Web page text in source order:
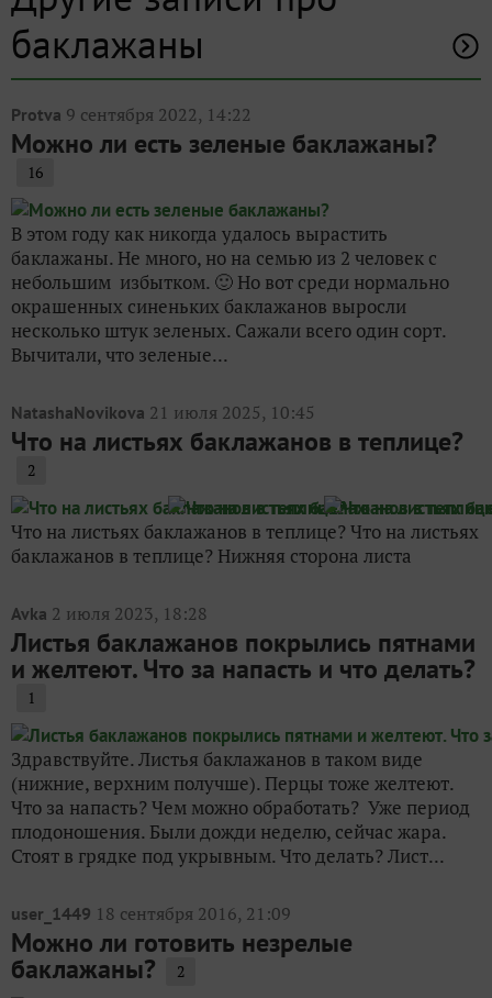
баклажаны
Protva 9 сентября 2022, 14:22
Можно ли есть зеленые баклажаны?
16
В этом году как никогда удалось вырастить
баклажаны. Не много, но на семью из 2 человек с
небольшим избытком. 🙂 Но вот среди нормально
окрашенных синеньких баклажанов выросли
несколько штук зеленых. Сажали всего один сорт.
Вычитали, что зеленые...
NatashaNovikova 21 июля 2025, 10:45
Что на листьях баклажанов в теплице?
2
Что на листьях баклажанов в теплице? Что на листьях
баклажанов в теплице? Нижняя сторона листа
Avka 2 июля 2023, 18:28
Листья баклажанов покрылись пятнами
и желтеют. Что за напасть и что делать?
1
Здравствуйте. Листья баклажанов в таком виде
(нижние, верхним получше). Перцы тоже желтеют.
Что за напасть? Чем можно обработать? Уже период
плодоношения. Были дожди неделю, сейчас жара.
Стоят в грядке под укрывным. Что делать? Лист...
user_1449 18 сентября 2016, 21:09
Можно ли готовить незрелые
баклажаны? 2